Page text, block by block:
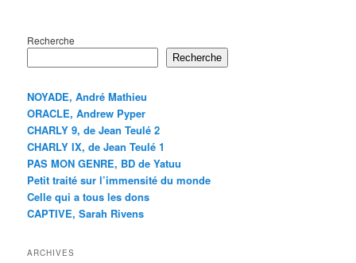
Recherche
Recherche
NOYADE, André Mathieu
ORACLE, Andrew Pyper
CHARLY 9, de Jean Teulé 2
CHARLY IX, de Jean Teulé 1
PAS MON GENRE, BD de Yatuu
Petit traité sur l’immensité du monde
Celle qui a tous les dons
CAPTIVE, Sarah Rivens
ARCHIVES